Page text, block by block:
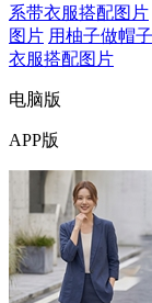
系带衣服搭配图片
图片 用柚子做帽
衣服搭配图片
电脑版
APP版